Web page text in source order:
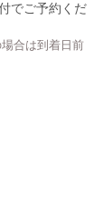
でご予約くだ
合は到着日前